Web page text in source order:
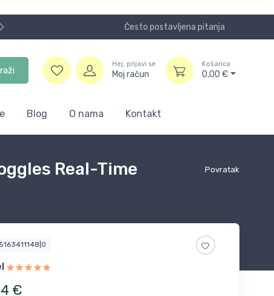
Često postavljena pitanja
Hej, prijavi se
Moj račun
Košarica
0,00 €
Blog O nama Kontakt
Povratak
Real-Time
€